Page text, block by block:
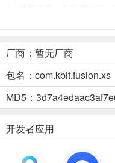
2、资讯及时：每日更新本
事。
3、便民服务全：涵盖教育
发布。
厂商：暂无厂商
包名：com.kbit.fusion.xs
MD5：
开发者应用